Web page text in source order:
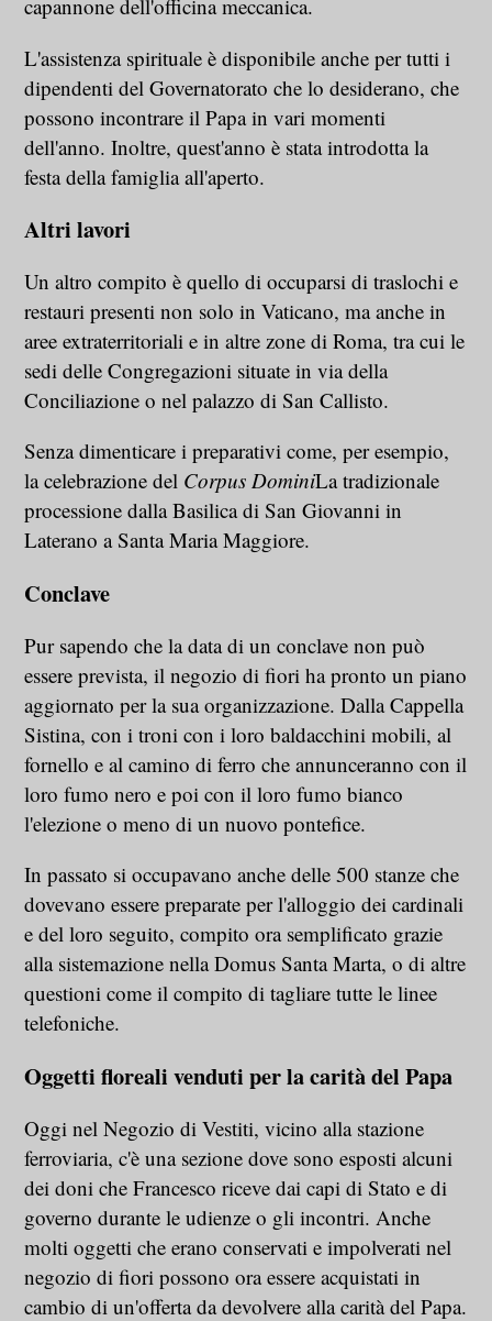
capannone dell'officina meccanica.
L'assistenza spirituale è disponibile anche per tutti i
dipendenti del Governatorato che lo desiderano, che
possono incontrare il Papa in vari momenti
dell'anno. Inoltre, quest'anno è stata introdotta la
festa della famiglia all'aperto.
Altri lavori
Un altro compito è quello di occuparsi di traslochi e
restauri presenti non solo in Vaticano, ma anche in
aree extraterritoriali e in altre zone di Roma, tra cui le
sedi delle Congregazioni situate in via della
Conciliazione o nel palazzo di San Callisto.
Senza dimenticare i preparativi come, per esempio,
la celebrazione del Corpus DominiLa tradizionale
processione dalla Basilica di San Giovanni in
Laterano a Santa Maria Maggiore.
Conclave
Pur sapendo che la data di un conclave non può
essere prevista, il negozio di fiori ha pronto un piano
aggiornato per la sua organizzazione. Dalla Cappella
Sistina, con i troni con i loro baldacchini mobili, al
fornello e al camino di ferro che annunceranno con il
loro fumo nero e poi con il loro fumo bianco
l'elezione o meno di un nuovo pontefice.
In passato si occupavano anche delle 500 stanze che
dovevano essere preparate per l'alloggio dei cardinali
e del loro seguito, compito ora semplificato grazie
alla sistemazione nella Domus Santa Marta, o di altre
questioni come il compito di tagliare tutte le linee
telefoniche.
Oggetti floreali venduti per la carità del Papa
Oggi nel Negozio di Vestiti, vicino alla stazione
ferroviaria, c'è una sezione dove sono esposti alcuni
dei doni che Francesco riceve dai capi di Stato e di
governo durante le udienze o gli incontri. Anche
molti oggetti che erano conservati e impolverati nel
negozio di fiori possono ora essere acquistati in
cambio di un'offerta da devolvere alla carità del Papa.